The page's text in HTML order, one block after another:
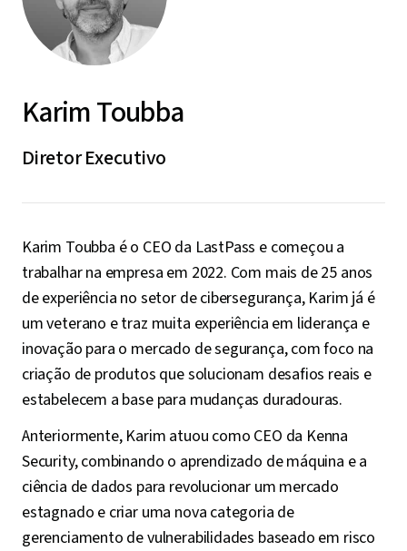
Karim Toubba
Diretor Executivo
Karim Toubba é o CEO da LastPass e começou a
trabalhar na empresa em 2022. Com mais de 25 anos
de experiência no setor de cibersegurança, Karim já é
um veterano e traz muita experiência em liderança e
inovação para o mercado de segurança, com foco na
criação de produtos que solucionam desafios reais e
estabelecem a base para mudanças duradouras.
Anteriormente, Karim atuou como CEO da Kenna
Security, combinando o aprendizado de máquina e a
ciência de dados para revolucionar um mercado
estagnado e criar uma nova categoria de
gerenciamento de vulnerabilidades baseado em risco